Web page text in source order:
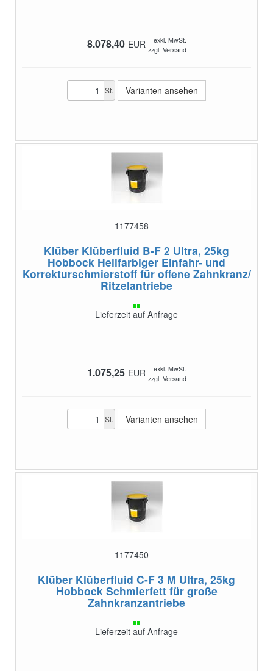
8.078,40 EUR
exkl. MwSt.
zzgl. Versand
St. Varianten ansehen
1177458
Klüber Klüberfluid B-F 2 Ultra, 25kg
Hobbock Hellfarbiger Einfahr- und
Korrekturschmierstoff für offene Zahnkranz/
Ritzelantriebe
Lieferzeit auf Anfrage
1.075,25 EUR
exkl. MwSt.
zzgl. Versand
St. Varianten ansehen
1177450
Klüber Klüberfluid C-F 3 M Ultra, 25kg
Hobbock Schmierfett für große
Zahnkranzantriebe
Lieferzeit auf Anfrage